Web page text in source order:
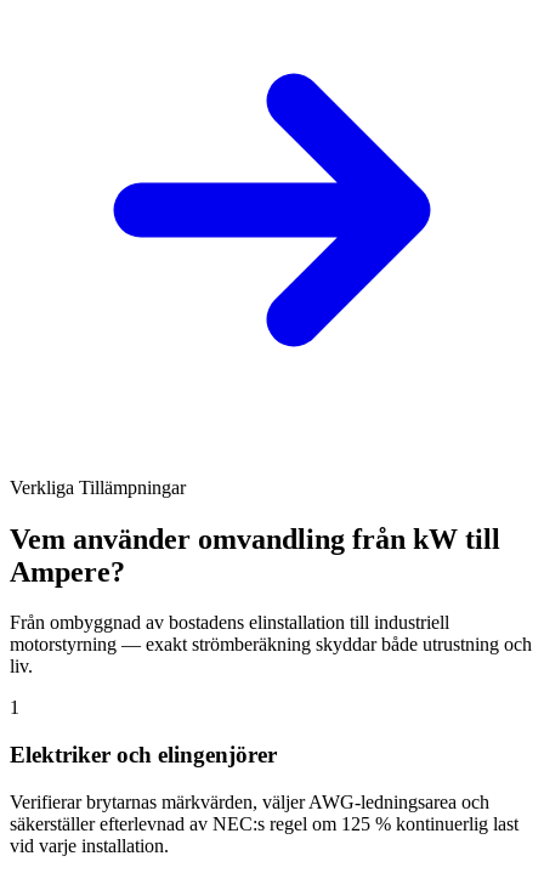
Verkliga Tillämpningar
Vem använder omvandling från kW till
Ampere?
Från ombyggnad av bostadens elinstallation till industriell
motorstyrning — exakt strömberäkning skyddar både utrustning och
liv.
1
Elektriker och elingenjörer
Verifierar brytarnas märkvärden, väljer AWG-ledningsarea och
säkerställer efterlevnad av NEC:s regel om 125 % kontinuerlig last
vid varje installation.